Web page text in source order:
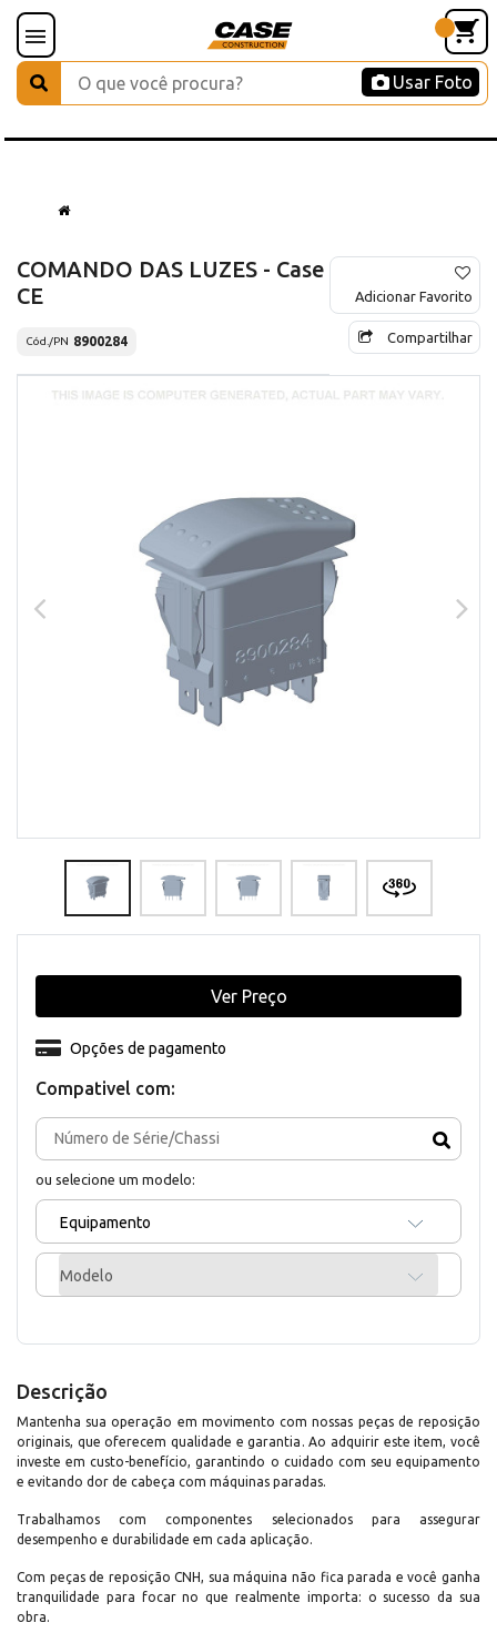
Usar Foto
COMANDO DAS LUZES - Case
CE
Cód./PN 8900284
Adicionar Favorito
Compartilhar
Compativel com:
ou selecione um modelo:
Equipamento
Modelo
Opções de pagamento
Ver Preço
Descrição
Mantenha sua operação em movimento com nossas peças de reposição
originais, que oferecem qualidade e garantia. Ao adquirir este item, você
investe em custo-benefício, garantindo o cuidado com seu equipamento
e evitando dor de cabeça com máquinas paradas.
Trabalhamos com componentes selecionados para assegurar
desempenho e durabilidade em cada aplicação.
Com peças de reposição CNH, sua máquina não fica parada e você ganha
tranquilidade para focar no que realmente importa: o sucesso da sua
obra.